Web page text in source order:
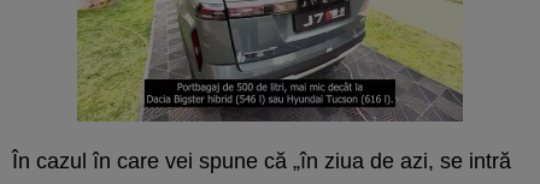
În cazul în care vei spune că „în ziua de azi, se intră